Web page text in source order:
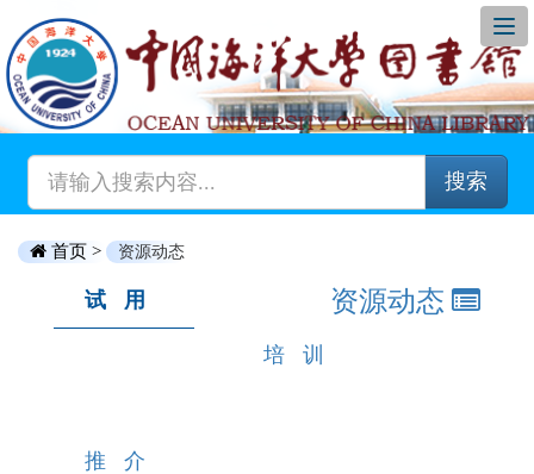
搜索
首页 > 资源动态
资源动态
试用
培训
推介